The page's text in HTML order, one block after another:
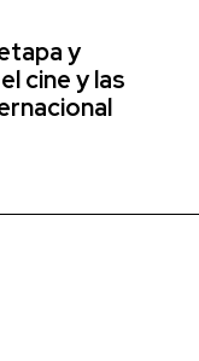
y
cine y las